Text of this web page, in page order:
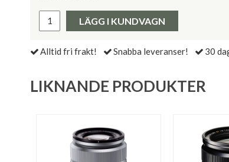
Pris:
LÄGG I KUNDVAGN
Alltid fri frakt! Snabba leveranser! 30
LIKNANDE PRODUKTER